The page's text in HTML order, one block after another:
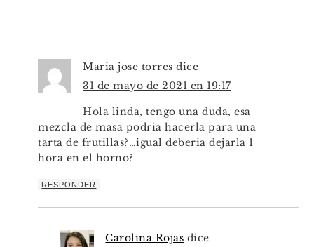
Maria jose torres dice
31 de mayo de 2021 en 19:17
Hola linda, tengo una duda, esa
mezcla de masa podria hacerla para una
tarta de frutillas?…igual deberia dejarla 1
hora en el horno?
RESPONDER
Carolina Rojas dice